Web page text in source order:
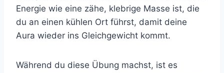
Energie wie eine zähe, klebrige Masse ist, die
du an einen kühlen Ort führst, damit deine
Aura wieder ins Gleichgewicht kommt.
Während du diese Übung machst, ist es